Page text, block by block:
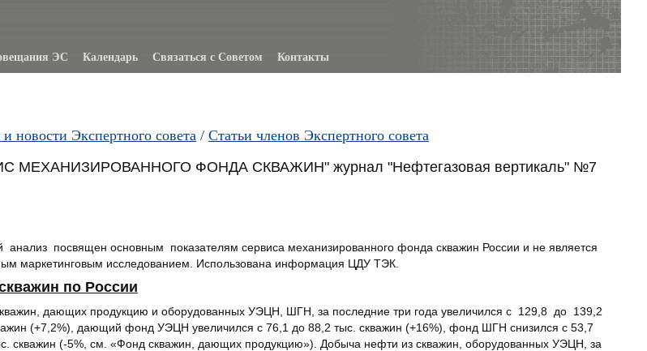
ЭС Календарь Связаться с Советом Контакты
новости Экспертного совета / Статьи членов Экспертного совета
МЕХАНИЗИРОВАННОГО ФОНДА СКВАЖИН" журнал "Нефтегазовая вертикаль" №7
анализ посвящен основным показателям сервиса механизированного фонда скважин России и не является
маркетинговым исследованием. Использована информация ЦДУ ТЭК.
по России
дающих продукцию и оборудованных УЭЦН, ШГН, за последние три года увеличился с 129,8 до 139,2
(+7,2%), дающий фонд УЭЦН увеличился с 76,1 до 88,2 тыс. скважин (+16%), фонд ШГН снизился с 53,7
скважин (-5%, см. «Фонд скважин, дающих продукцию»). Добыча нефти из скважин, оборудованных УЭЦН, за